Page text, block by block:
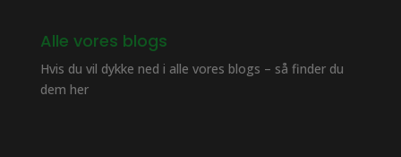
Alle vores blogs
Hvis du vil dykke ned i alle vores blogs – så finder du
dem her